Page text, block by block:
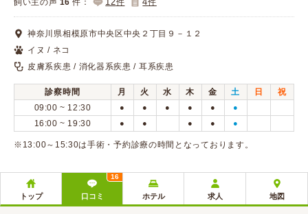
口コミ検索
Calooペットとは？
口コミ投稿
飼い主の声 16 件： 件 件
神奈川県相模原市中央区中央２丁目９－１２
イヌ / ネコ
皮膚系疾患 / 消化器系疾患 / 耳系疾患
診察時間 月 火 水 木 金 土 日
祝
09:00 ~ 12:30
● ● ● ● ● ●
16:00 ~ 19:30 ● ● ● ● ●
※13:00～15:30は手術・予約診療の時間となっております。
トップ 口コミ
16
ホテル 求人 地図